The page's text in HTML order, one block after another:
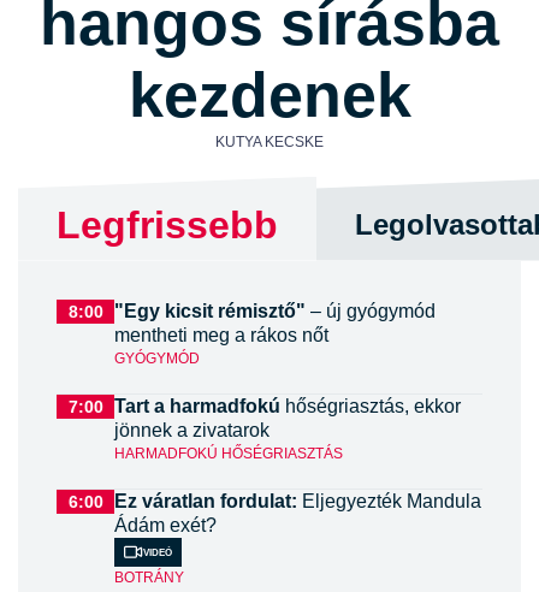
hangos sírásba
kezdenek
KUTYA KECSKE
Legfrissebb
8:00 "Egy kicsit rémisztő" – új gyógymód
mentheti meg a rákos nőt
GYÓGYMÓD
7:00 Tart a harmadfokú hőségriasztás, ekkor
jönnek a zivatarok
HARMADFOKÚ HŐSÉGRIASZTÁS
6:00 Ez váratlan fordulat: Eljegyezték Mandula
Ádám exét?
Videó
BOTRÁNY